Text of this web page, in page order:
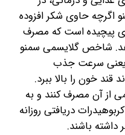
اگرچه حاوی شکر افزوده
پیچیده است که مصرف
شاخص گلایسمی سمنو
یعنی سرعت جذب
خون را بالا ببرد.
کمی از آن مصرف کنند و به
دریافتی روزانه
داشته باشند.